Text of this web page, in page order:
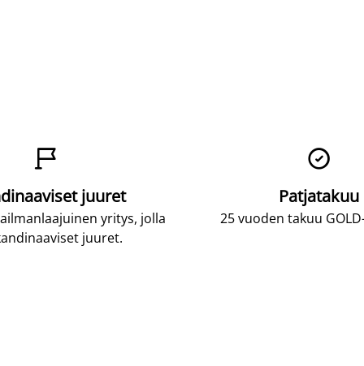

juuret
yritys, jolla
juuret.

Patjatakuu
25 vuoden takuu